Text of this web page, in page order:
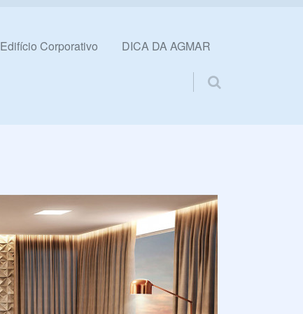
Edifício Corporativo DICA DA AGMAR